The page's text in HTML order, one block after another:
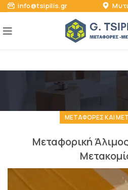
info@tsipilis.gr
ΜΕΤΑΦΟΡΈΣ ΚΑΙ
Μεταφορική